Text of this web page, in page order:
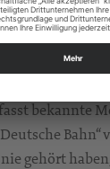
„Die Himmel
Rudolf
Auch eine
nicht
bekannte
gehört